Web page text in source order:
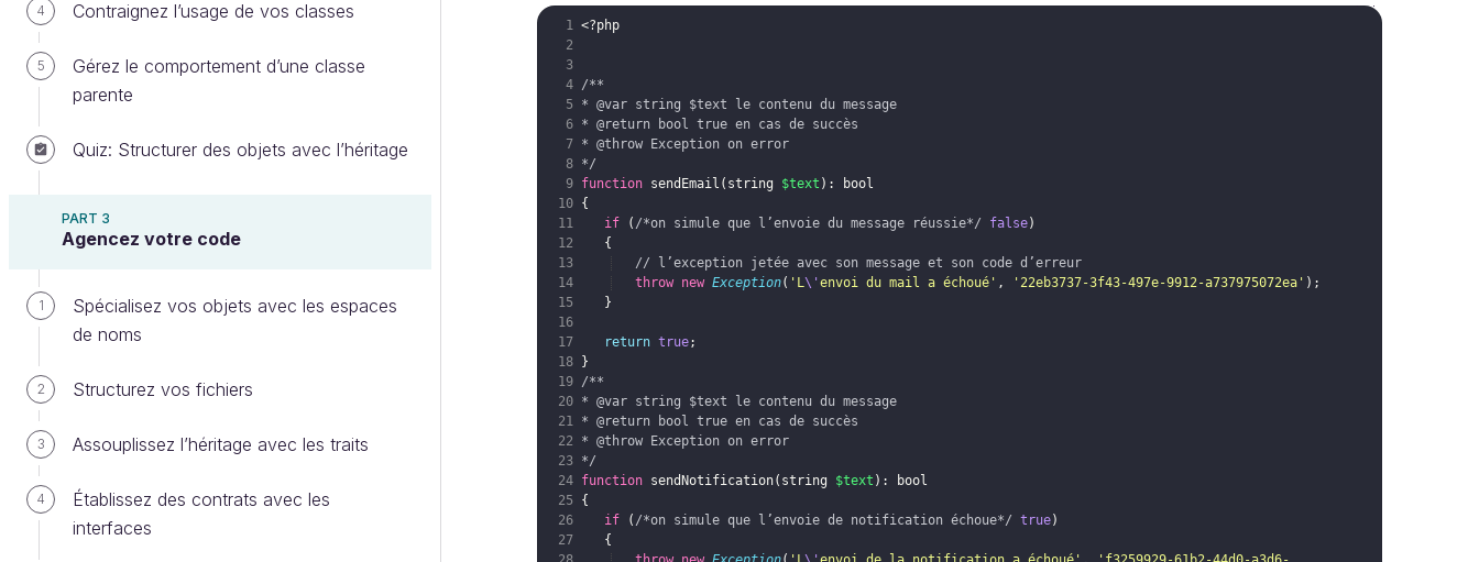
4 Contraignez l’usage de vos classes
5
Gérez le comportement d’une classe
parente
Quiz: Structurer des objets avec l’héritage
PART 3
Agencez votre code
1
Spécialisez vos objets avec les espaces
de noms
2 Structurez vos fichiers
3 Assouplissez l’héritage avec les traits
4
Établissez des contrats avec les
interfaces
<?php
/**
* @var string $text le contenu du message
* @return bool true en cas de succès
* @throw Exception on error
*/
function sendEmail ( string $text ) :
bool
{
if
( /*on simule que l’envoie du message réussie*/ false)
{
// l’exception jetée avec son message et son code d’erreur
throw new Exception( 'L\'envoi du mail a échoué' , '22eb3737-3f43-497e-9912-a737975072ea' ) ;
}
return true;
}
/**
* @var string $text le contenu du message
* @return bool true en cas de succès
* @throw Exception on error
*/
function sendNotification( string $text ) :
bool
{
if
( /*on simule que l’envoie de notification échoue*/ true)
{